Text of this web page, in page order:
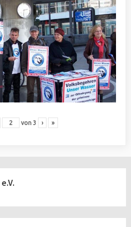
von 3 › »